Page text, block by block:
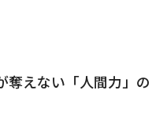
えない「人間力」の